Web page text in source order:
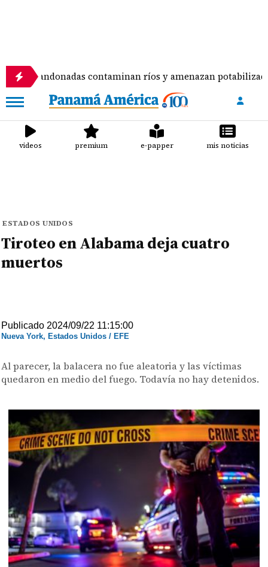
contaminan ríos y amenazan potabilizadora en La
videos premium e-papper mis noticias
ESTADOS UNIDOS
Tiroteo en Alabama deja cuatro
muertos
Publicado 2024/09/22 11:15:00
Nueva York, Estados Unidos / EFE
Al parecer, la balacera no fue aleatoria y las víctimas
quedaron en medio del fuego. Todavía no hay detenidos.